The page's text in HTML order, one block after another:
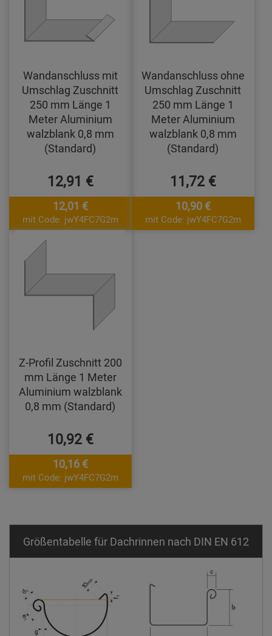
Wandanschluss mit
Umschlag Zuschnitt
250 mm Länge 1
Meter Aluminium
walzblank 0,8 mm
(Standard)
12,91 €
12,01 €
mit Code: jwY4FC7G2m
Wandanschluss ohne
Umschlag Zuschnitt
250 mm Länge 1
Meter Aluminium
walzblank 0,8 mm
(Standard)
11,72 €
10,90 €
mit Code: jwY4FC7G2m
Z-Profil Zuschnitt 200
mm Länge 1 Meter
Aluminium walzblank
0,8 mm (Standard)
10,92 €
10,16 €
mit Code: jwY4FC7G2m
Größentabelle für Dachrinnen nach DIN EN 612